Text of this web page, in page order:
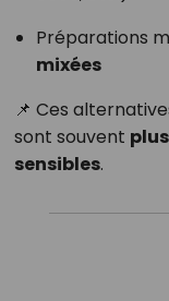
Préparations
mixées
📌 Ces
sont souvent
sensibles.